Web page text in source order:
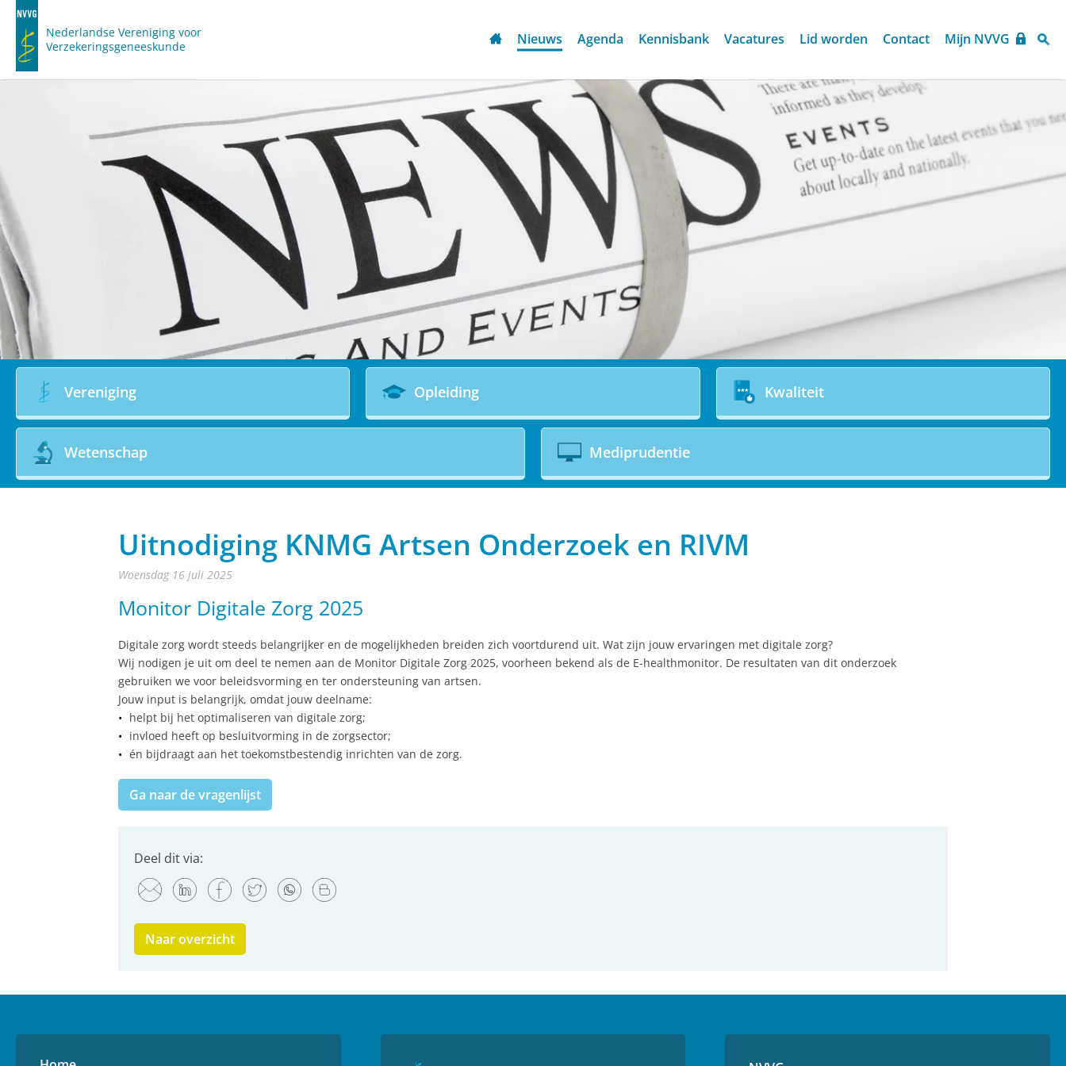
Nederlandse Vereniging voor
Verzekeringsgeneeskunde
Nieuws Agenda Kennisbank Vacatures Lid worden Contact Mijn NVVG
Vereniging Opleiding Kwaliteit
Wetenschap Mediprudentie
Uitnodiging KNMG Artsen Onderzoek en RIVM
woensdag 16 juli 2025
Monitor Digitale Zorg 2025
Digitale zorg wordt steeds belangrijker en de mogelijkheden breiden zich voortdurend uit. Wat zijn jouw ervaringen met digitale zorg?
Wij nodigen je uit om deel te nemen aan de Monitor Digitale Zorg 2025, voorheen bekend als de E­-healthmonitor. De resultaten van dit onderzoek
gebruiken we voor beleidsvorming en ter ondersteuning van artsen.
Jouw input is belangrijk, omdat jouw deelname:
helpt bij het optimaliseren van digitale zorg;
invloed heeft op besluitvorming in de zorgsector;
én bijdraagt aan het toekomstbestendig inrichten van de zorg.
Ga naar de vragenlijst
Deel dit via:
Naar overzicht